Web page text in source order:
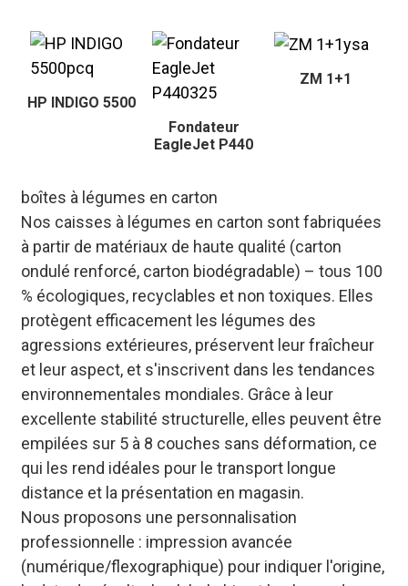
HP INDIGO 5500
Fondateur
EagleJet P440
ZM 1+1
boîtes à légumes en carton
Nos caisses à légumes en carton sont fabriquées
à partir de matériaux de haute qualité (carton
ondulé renforcé, carton biodégradable) – tous 100
% écologiques, recyclables et non toxiques. Elles
protègent efficacement les légumes des
agressions extérieures, préservent leur fraîcheur
et leur aspect, et s'inscrivent dans les tendances
environnementales mondiales. Grâce à leur
excellente stabilité structurelle, elles peuvent être
empilées sur 5 à 8 couches sans déformation, ce
qui les rend idéales pour le transport longue
distance et la présentation en magasin.
Nous proposons une personnalisation
professionnelle : impression avancée
(numérique/flexographique) pour indiquer l'origine,